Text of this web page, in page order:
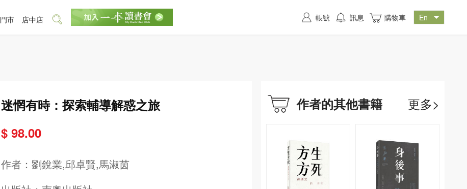
迷惘有時：探索輔導解惑之旅
$ 98.00
作者： 劉銳業,邱卓賢,馬淑茵
作者的其他書籍 更多>
門市 店中店 帳號 訊息 購物車